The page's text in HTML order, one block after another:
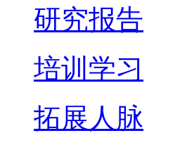
研究报告
培训学习
拓展人脉